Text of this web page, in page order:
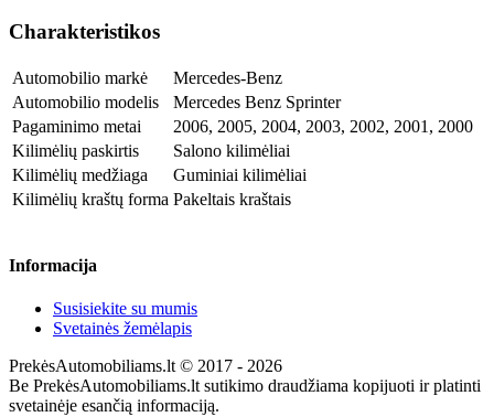
Charakteristikos
Automobilio markė
Mercedes-Benz
Automobilio modelis
Mercedes Benz Sprinter
Pagaminimo metai
2006, 2005, 2004, 2003, 2002, 2001, 2000
Kilimėlių paskirtis
Salono kilimėliai
Kilimėlių medžiaga
Guminiai kilimėliai
Kilimėlių kraštų forma Pakeltais kraštais
Informacija
Susisiekite su mumis
Svetainės žemėlapis
PrekėsAutomobiliams.lt © 2017 - 2026
Be PrekėsAutomobiliams.lt sutikimo draudžiama kopijuoti ir platinti
svetainėje esančią informaciją.